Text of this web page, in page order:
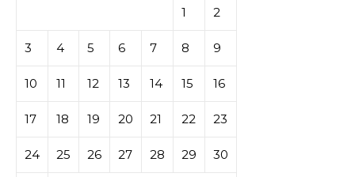
1 2
3 4 5 6 7 8 9
10 11 12 13 14 15 16
17 18 19 20 21 22 23
24 25 26 27 28 29 30